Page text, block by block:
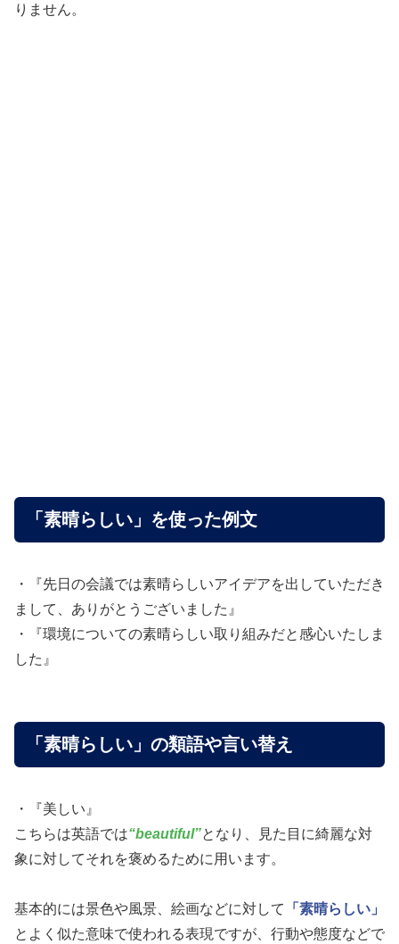
りません。
「素晴らしい」を使った例文
・『先日の会議では素晴らしいアイデアを出していただき
まして、ありがとうございました』
・『環境についての素晴らしい取り組みだと感心いたしま
した』
「素晴らしい」の類語や言い替え
・『美しい』
こちらは英語では“beautiful”となり、見た目に綺麗な対
象に対してそれを褒めるために用います。
基本的には景色や風景、絵画などに対して
「素晴らしい」
とよく似た意味で使われる表現ですが、行動や態度などで